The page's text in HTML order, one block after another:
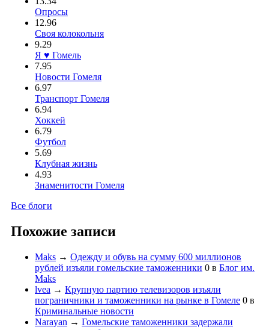
Опросы
12.96
Своя колокольня
9.29
Я ♥ Гомель
7.95
Новости Гомеля
6.97
Транспорт Гомеля
6.94
Хоккей
6.79
Футбол
5.69
Клубная жизнь
4.93
Знаменитости Гомеля
Все блоги
Похожие записи
Maks → Одежду и обувь на сумму 600 миллионов
рублей изъяли гомельские таможенники 0 в Блог им.
Maks
lvea → Крупную партию телевизоров изъяли
пограничники и таможенники на рынке в Гомеле 0 в
Криминальные новости
Narayan → Гомельские таможенники задержали